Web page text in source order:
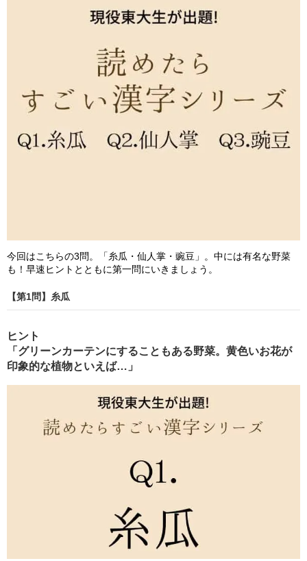
今回はこちらの3問。「糸瓜・仙人掌・豌豆」。中には有名な野菜
も！早速ヒントとともに第一問にいきましょう。
【第1問】糸瓜
ヒント
「グリーンカーテンにすることもある野菜。黄色いお花が
印象的な植物といえば…」